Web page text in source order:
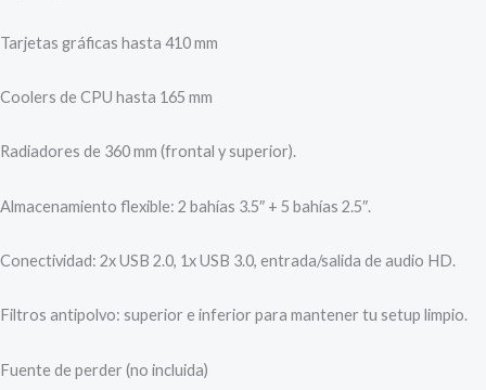
Tarjetas gráficas hasta 410 mm
Coolers de CPU hasta 165 mm
Radiadores de 360 mm (frontal y superior).
Almacenamiento flexible: 2 bahías 3.5″ + 5 bahías 2.5″.
Conectividad: 2x USB 2.0, 1x USB 3.0, entrada/salida de audio HD.
Filtros antipolvo: superior e inferior para mantener tu setup limpio.
Fuente de perder (no incluida)